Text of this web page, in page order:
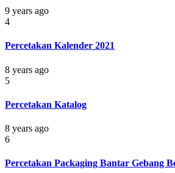
9 years ago
4
Percetakan Kalender 2021
8 years ago
5
Percetakan Katalog
8 years ago
6
Percetakan Packaging Bantar Gebang